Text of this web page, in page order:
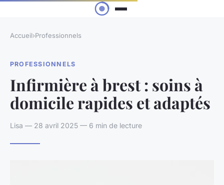
Accueil›Professionnels
PROFESSIONNELS
Infirmière à brest : soins à
domicile rapides et adaptés
Lisa — 28 avril 2025 — 6 min de lecture